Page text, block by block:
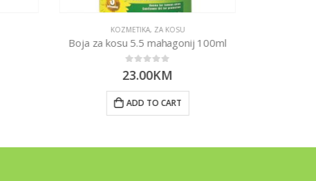
KOZMETIKA, ZA KOSU
Boja za kosu 5.5 mahagonij 100ml
0 out of 5
23.00KM
ADD TO CART